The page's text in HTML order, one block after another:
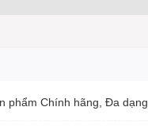
phẩm Chính hãng, Đa dạng